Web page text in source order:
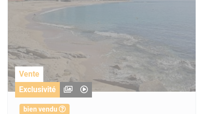
Vente
Exclusivité
bien vendu